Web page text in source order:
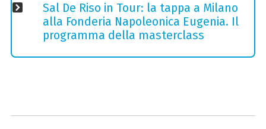
Sal De Riso in Tour: la tappa a Milano
alla Fonderia Napoleonica Eugenia. Il
programma della masterclass